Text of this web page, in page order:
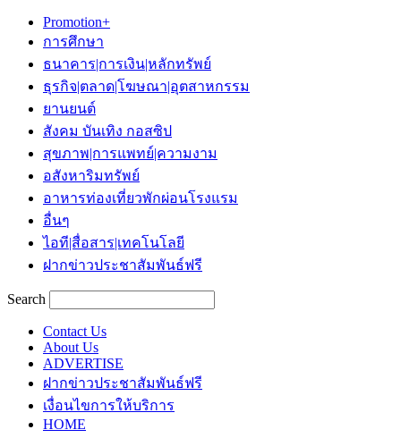
Promotion+
การศึกษา
ธนาคาร|การเงิน|หลักทรัพย์
ธุรกิจ|ตลาด|โฆษณา|อุตสาหกรรม
ยานยนต์
สังคม บันเทิง กอสซิป
สุขภาพ|การแพทย์|ความงาม
อสังหาริมทรัพย์
อาหารท่องเที่ยวพักผ่อนโรงแรม
อื่นๆ
ไอที|สื่อสาร|เทคโนโลยี
ฝากข่าวประชาสัมพันธ์ฟรี
Search
Contact Us
About Us
ADVERTISE
ฝากข่าวประชาสัมพันธ์ฟรี
เงื่อนไขการให้บริการ
HOME